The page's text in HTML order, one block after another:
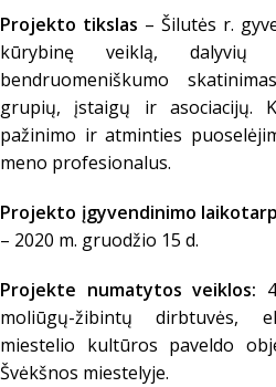
Projekto tikslas – Šilutės r.
kūrybinę veiklą, dalyvių
bendruomeniškumo
grupių, įstaigų ir asociacijų.
pažinimo ir atminties
meno profesionalus.
Projekto įgyvendinimo
– 2020 m. gruodžio 15 d.
Projekte numatytos veiklos:
moliūgų-žibintų dirbtuvės,
miestelio kultūros paveldo
Švėkšnos miestelyje.